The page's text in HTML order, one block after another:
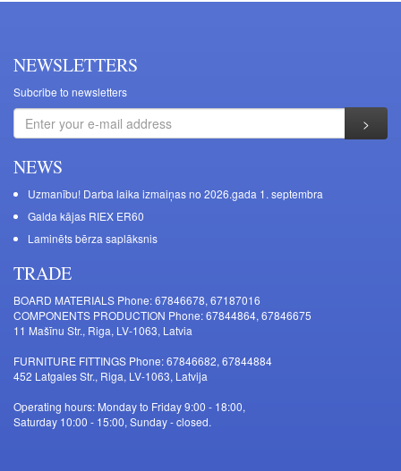
NEWSLETTERS
Subcribe to newsletters
NEWS
Uzmanību! Darba laika izmaiņas no 2026.gada 1. septembra
Galda kājas RIEX ER60
Laminēts bērza saplāksnis
TRADE
BOARD MATERIALS Phone: 67846678, 67187016
COMPONENTS PRODUCTION Phone: 67844864, 67846675
11 Mašīnu Str., Riga, LV-1063, Latvia
FURNITURE FITTINGS Phone: 67846682, 67844884
452 Latgales Str., Riga, LV-1063, Latvija
Operating hours: Monday to Friday 9:00 - 18:00,
Saturday 10:00 - 15:00, Sunday - closed.